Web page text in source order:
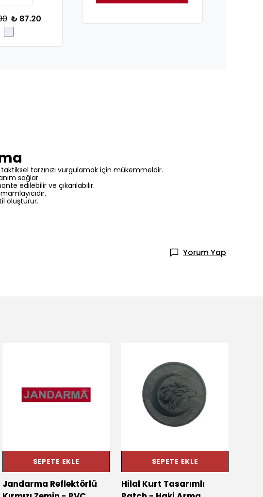
₺ 87.20
tarzınızı vurgulamak için mükemmeldir.
sağlar.
edilebilir ve çıkarılabilir.
oluşturur.
Yorum Yap
SEPETE EKLE
Jandarma Reflektörlü
SEPETE EKLE
Hilal Kurt Tasarımlı